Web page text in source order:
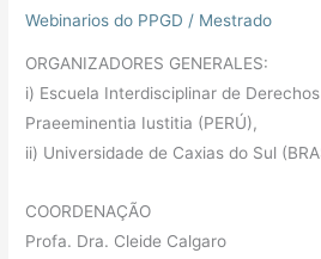
Webinarios do PPGD / Mestrado
ORGANIZADORES GENERALES:
i) Escuela Interdisciplinar de
Praeeminentia Iustitia (PERÚ),
ii) Universidade de Caxias do Sul
COORDENAÇÃO
Profa. Dra. Cleide Calgaro